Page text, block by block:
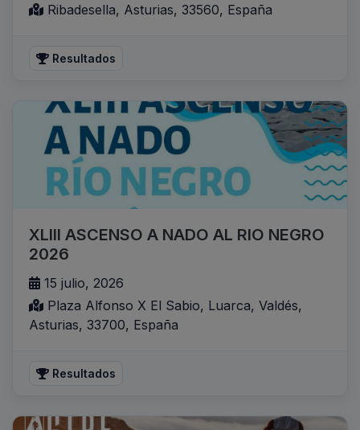
Ribadesella, Asturias, 33560, España
Resultados
XLIII ASCENSO A NADO AL RIO NEGRO
2026
15 julio, 2026
Plaza Alfonso X El Sabio, Luarca, Valdés,
Asturias, 33700, España
Resultados